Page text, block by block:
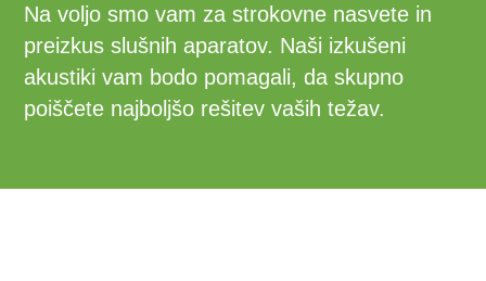
Na voljo smo vam za strokovne nasvete in
preizkus slušnih aparatov. Naši izkušeni
akustiki vam bodo pomagali, da skupno
poiščete najboljšo rešitev vaših težav.